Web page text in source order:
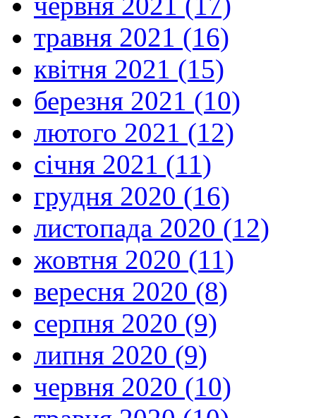
травня 2021 (16)
квітня 2021 (15)
березня 2021 (10)
лютого 2021 (12)
січня 2021 (11)
грудня 2020 (16)
листопада 2020 (12)
жовтня 2020 (11)
вересня 2020 (8)
серпня 2020 (9)
липня 2020 (9)
червня 2020 (10)